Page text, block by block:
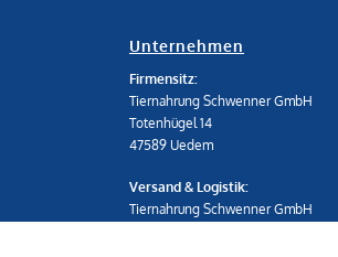
Unternehmen
Firmensitz:
Tiernahrung Schwenner GmbH
Totenhügel 14
47589 Uedem
Versand & Logistik:
Tiernahrung Schwenner GmbH